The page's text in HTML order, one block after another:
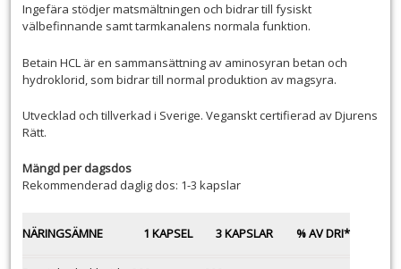
Ingefära stödjer matsmältningen och bidrar till fysiskt
välbefinnande samt tarmkanalens normala funktion.
Betain HCL är en sammansättning av aminosyran betan och
hydroklorid, som bidrar till normal produktion av magsyra.
Utvecklad och tillverkad i Sverige. Veganskt certifierad av Djurens
Rätt.
Mängd per dagsdos
Rekommenderad daglig dos: 1-3 kapslar
NÄRINGSÄMNE 1 KAPSEL 3 KAPSLAR % AV DRI*